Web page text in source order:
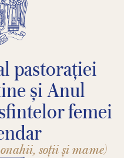
pastorației
și Anul
femei
soții și mame)